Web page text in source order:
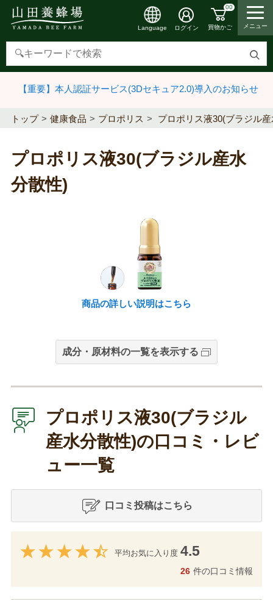
検
す
Language ログイン
00
買物かご メニュー
【重要】本人認証サービス(3Dセキュア2.0)導入のお知らせ
トップ 健康食品 プロポリス プロポリス液30(ブラジル
プロポリス液30(ブラジル産水
分散性)
商品の詳しい説明はこちら
成分・原材料の一覧を表示する
プロポリス液30(ブラジル
産水分散性)の口コミ・レビ
ュー一覧
口コミ投稿はこちら
平均お気に入り度 4.5
26 件の口コミ情報